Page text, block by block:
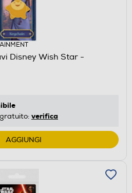
Disney Wish Star -
verifica
AGGIUNGI